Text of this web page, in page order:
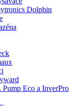
Dolphin
Eco a InverPro